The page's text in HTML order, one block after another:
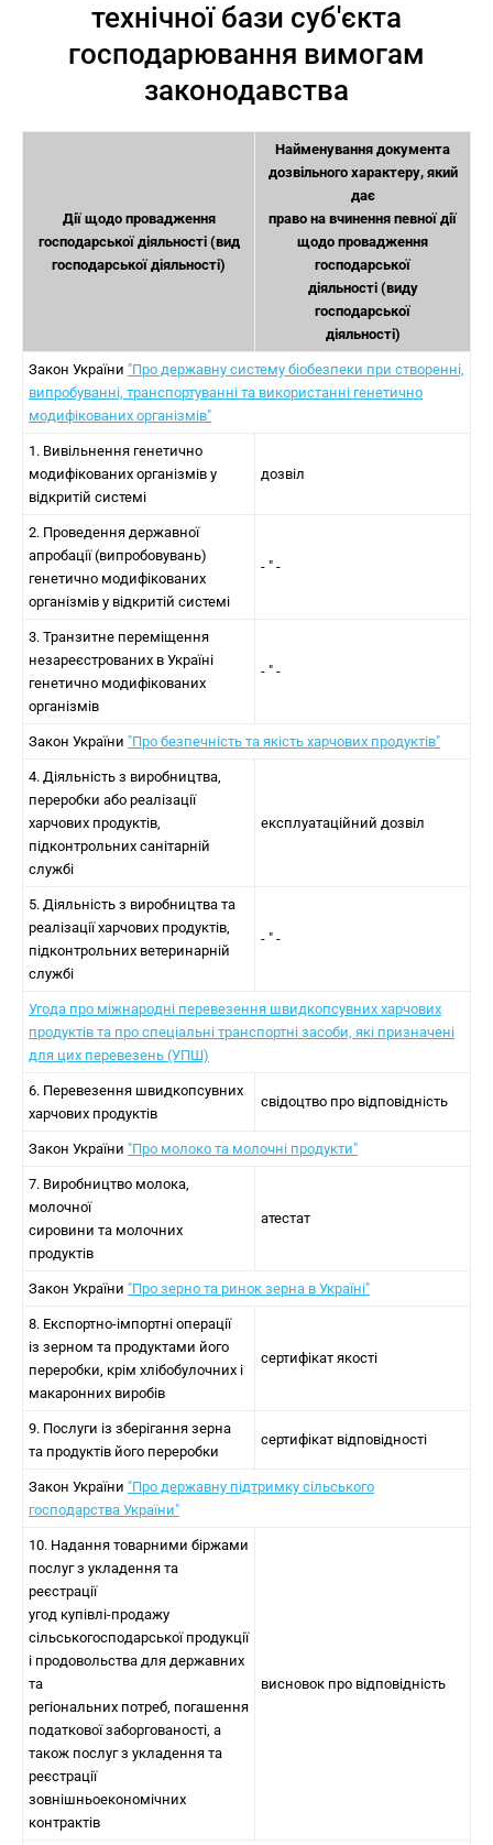
технічної бази суб'єкта
господарювання вимогам
законодавства
Дії щодо провадження
господарської діяльності (вид
господарської діяльності)
Найменування документа
дозвільного характеру, який
дає
право на вчинення певної дії
щодо провадження
господарської
діяльності (виду
господарської
діяльності)
Закон України "Про державну систему біобезпеки при створенні,
випробуванні, транспортуванні та використанні генетично
модифікованих організмів"
1. Вивільнення генетично
модифікованих організмів у
відкритій системі
дозвіл
2. Проведення державної
апробації (випробовувань)
генетично модифікованих
організмів у відкритій системі
- " -
3. Транзитне переміщення
незареєстрованих в Україні
генетично модифікованих
організмів
- " -
Закон України "Про безпечність та якість харчових продуктів"
4. Діяльність з виробництва,
переробки або реалізації
харчових продуктів,
підконтрольних санітарній
службі
експлуатаційний дозвіл
5. Діяльність з виробництва та
реалізації харчових продуктів,
підконтрольних ветеринарній
службі
- " -
Угода про міжнародні перевезення швидкопсувних харчових
продуктів та про спеціальні транспортні засоби, які призначені
для цих перевезень (УПШ)
6. Перевезення швидкопсувних
харчових продуктів
свідоцтво про відповідність
Закон України "Про молоко та молочні продукти"
7. Виробництво молока,
молочної
сировини та молочних
продуктів
атестат
Закон України "Про зерно та ринок зерна в Україні"
8. Експортно-імпортні операції
із зерном та продуктами його
переробки, крім хлібобулочних і
макаронних виробів
сертифікат якості
9. Послуги із зберігання зерна
та продуктів його переробки
сертифікат відповідності
Закон України "Про державну підтримку сільського
господарства України"
10. Надання товарними біржами
послуг з укладення та
реєстрації
угод купівлі-продажу
сільськогосподарської продукції
і продовольства для державних
та
регіональних потреб, погашення
податкової заборгованості, а
також послуг з укладення та
реєстрації
зовнішньоекономічних
контрактів
висновок про відповідність